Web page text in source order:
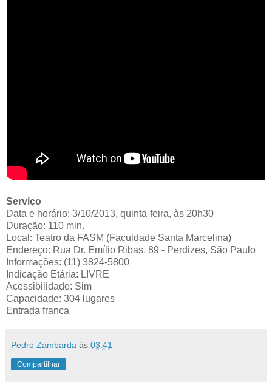
Serviço
Data e horário: 3/10/2013, quinta-feira, às 20h30
Duração: 110 min.
Local: Teatro da FASM (Faculdade Santa Marcelina)
Endereço: Rua Dr. Emílio Ribas, 89 - Perdizes, São Paulo
Informações: (11) 3824-5800
Indicação Etária: LIVRE
Acessibilidade: Sim
Capacidade: 304 lugares
Entrada franca
Pedro Zambarda às 03:41
Compartilhar